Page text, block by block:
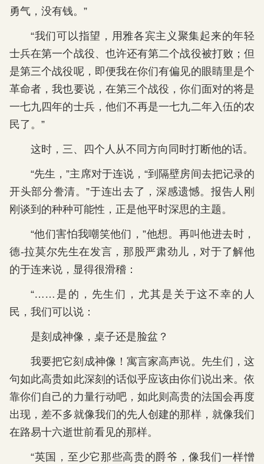
勇气，没有钱。”
“我们可以指望，用雅各宾主义聚集起来的年轻
士兵在第一个战役、也许还有第二个战役被打败；但
是第三个战役呢，即便我在你们有偏见的眼睛里是个
革命者，我也要说，在第三个战役，你们面对的将是
一七九四年的士兵，他们不再是一七九二年入伍的农
民了。”
这时，三、四个人从不同方向同时打断他的话。
“先生，”主席对于连说，“到隔壁房间去把记录的
开头部分誊清。”于连出去了，深感遗憾。报告人刚
刚谈到的种种可能性，正是他平时深思的主题。
“他们害怕我嘲笑他们，”他想。再叫他进去时，
德-拉莫尔先生在发言，那股严肃劲儿，对于了解他
的于连来说，显得很滑稽：
“……是的，先生们，尤其是关于这不幸的人
民，我们可以说：
是刻成神像，桌子还是脸盆？
我要把它刻成神像！寓言家高声说。先生们，这
句如此高贵如此深刻的话似乎应该由你们说出来。依
靠你们自己的力量行动吧，如此则高贵的法国会再度
出现，差不多就像我们的先人创建的那样，就像我们
在路易十六逝世前看见的那样。
“英国，至少它那些高贵的爵爷，像我们一样憎